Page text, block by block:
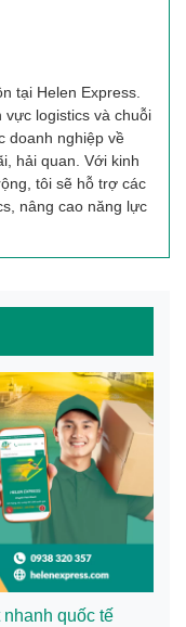
tại Helen Express.
logistics và chuỗi
doanh nghiệp về
hải quan. Với kinh
tôi sẽ hỗ trợ các
nâng cao năng lực
quốc tế